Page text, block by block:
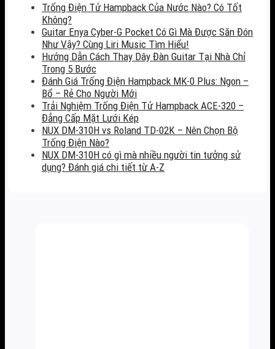
Trống Điện Tử Hampback Của Nước Nào? Có Tốt
Không?
Guitar Enya Cyber-G Pocket Có Gì Mà Được Săn Đón
Như Vậy? Cùng Liri Music Tìm Hiểu!
Hướng Dẫn Cách Thay Dây Đàn Guitar Tại Nhà Chỉ
Trong 5 Bước
Đánh Giá Trống Điện Hampback MK-0 Plus: Ngon –
Bổ – Rẻ Cho Người Mới
Trải Nghiệm Trống Điện Tử Hampback ACE-320 –
Đẳng Cấp Mặt Lưới Kép
NUX DM-310H vs Roland TD-02K – Nên Chọn Bộ
Trống Điện Nào?
NUX DM-310H có gì mà nhiều người tin tưởng sử
dụng? Đánh giá chi tiết từ A-Z